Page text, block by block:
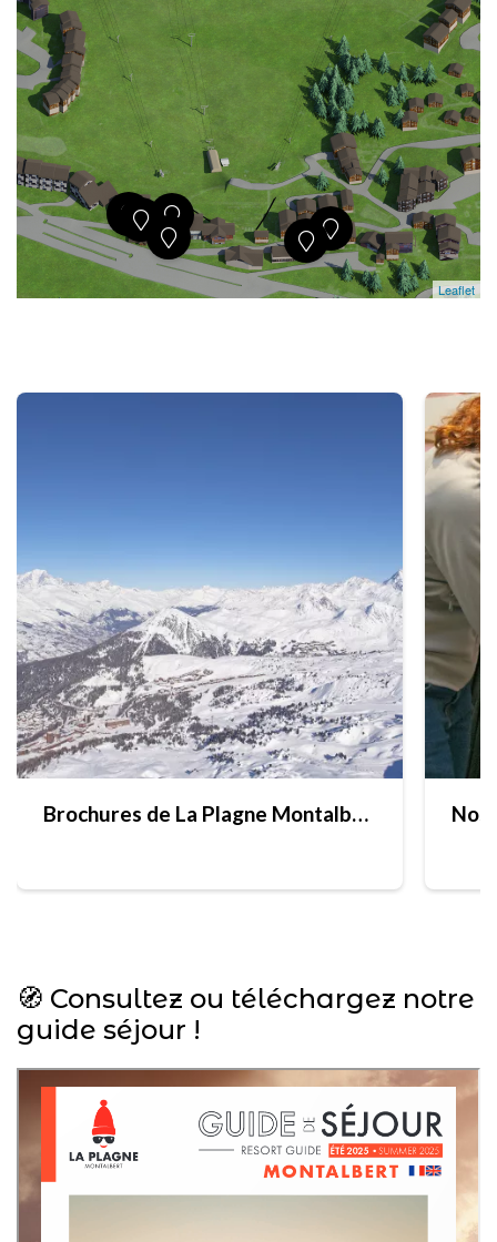
Leaflet
Brochures de La Plagne Montalbert Nos
🧭 Consultez ou téléchargez notre
guide séjour !